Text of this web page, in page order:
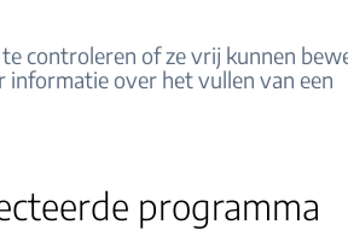
controleren of ze vrij kunnen
informatie over het vullen van een
programma